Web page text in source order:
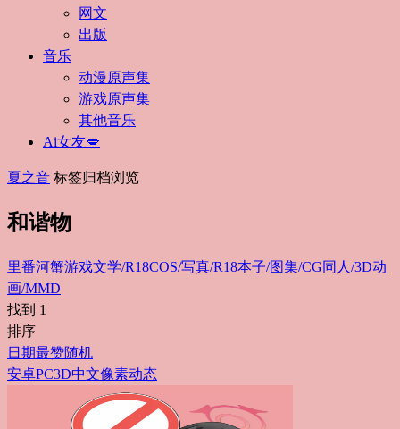
网文
出版
音乐
动漫原声集
游戏原声集
其他音乐
Ai女友💋
夏之音 标签归档浏览
和谐物
里番河蟹游戏文学/R18COS/写真/R18本子/图集/CG同人/3D动
画/MMD
找到 1
排序
日期最赞随机
安卓PC3D中文像素动态